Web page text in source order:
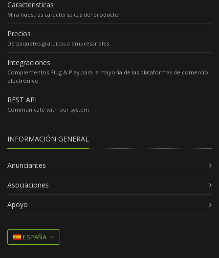
Caracteristicas
Mira nuestras características del producto
Precios
De paquetes gratuitos a empresariales
Integraciones
Complementos Plug & Play para la mayoría de las plataformas de comercio
electrónico
REST API
Communicate with our system
INFORMACIÓN GENERAL
Anunciantes
Asociaciones
Apoyo
ESPAÑA